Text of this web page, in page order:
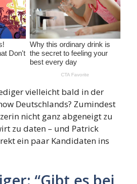
vielleicht bald in der
Deutschlands? Zumindest
nicht ganz abgeneigt zu
zu daten – und Patrick
ein paar Kandidaten ins